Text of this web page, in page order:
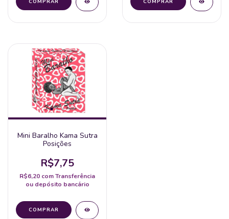
Mini Baralho Kama Sutra
Posições
R$7,75
R$6,20 comTransferência
ou depósito bancário